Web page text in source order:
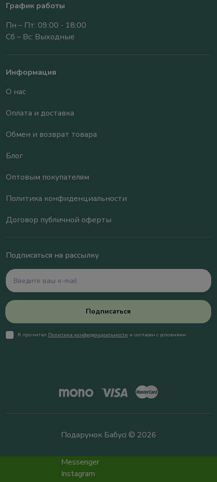
График работы
Пн – Пт: 09:00 - 18:00
Сб – Вс: Выходные
Информация
О нас
Оплата и доставка
Обмен и возврат товара
Блог
Оптовым покупателям
Политика конфиденциальности
Договор публичной оферты
Подписаться на рассылку
Подписаться
Я прочитал Политика конфиденциальности и согласен с условиями
Подарунок Бабусі © 2026
Messenger
Instagram